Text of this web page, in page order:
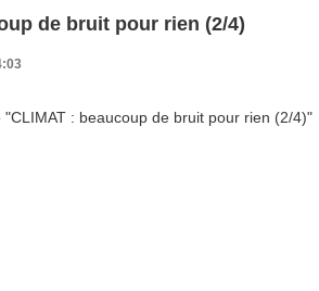
de bruit pour rien (2/4)